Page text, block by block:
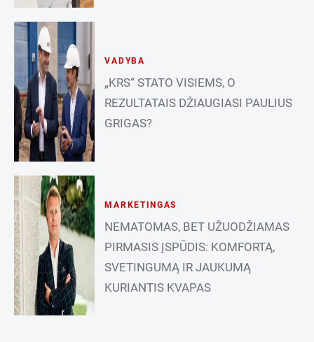
VADYBA
„KRS“ STATO VISIEMS, O
REZULTATAIS DŽIAUGIASI PAULIUS
GRIGAS?
MARKETINGAS
NEMATOMAS, BET UŽUODŽIAMAS
PIRMASIS ĮSPŪDIS: KOMFORTĄ,
SVETINGUMĄ IR JAUKUMĄ
KURIANTIS KVAPAS